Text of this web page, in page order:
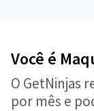
Você é
O GetNinjas
por mês e